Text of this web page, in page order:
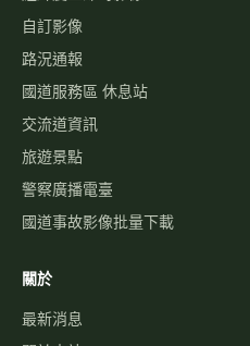
最新消息
關於本站
免責聲明
隱私權政策
聯絡我們
功能建議